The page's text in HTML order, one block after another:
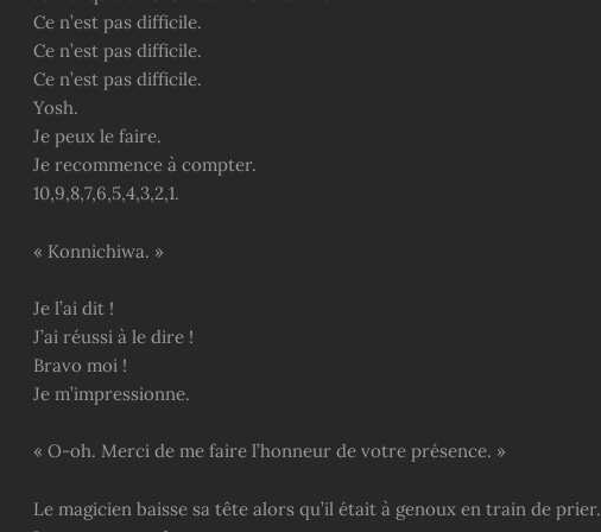
Ce n’est pas difficile.
Ce n’est pas difficile.
Ce n’est pas difficile.
Yosh.
Je peux le faire.
Je recommence à compter.
10,9,8,7,6,5,4,3,2,1.
« Konnichiwa. »
Je l’ai dit !
J’ai réussi à le dire !
Bravo moi !
Je m’impressionne.
« O-oh. Merci de me faire l’honneur de votre présence. »
Le magicien baisse sa tête alors qu’il était à genoux en train de prier.